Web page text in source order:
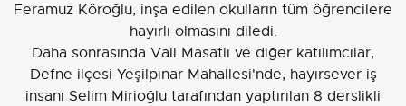
Feramuz Köroğlu, inşa edilen okulların tüm öğrencilere
hayırlı olmasını diledi.
Daha sonrasında Vali Masatlı ve diğer katılımcılar,
Defne ilçesi Yeşilpınar Mahallesi'nde, hayırsever iş
insanı Selim Mirioğlu tarafından yaptırılan 8 derslikli